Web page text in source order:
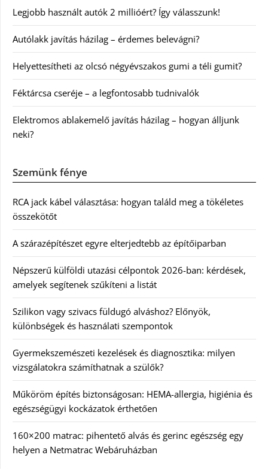
Legjobb használt autók 2 millióért? Így válasszunk!
Autólakk javítás házilag – érdemes belevágni?
Helyettesítheti az olcsó négyévszakos gumi a téli gumit?
Féktárcsa cseréje – a legfontosabb tudnivalók
Elektromos ablakemelő javítás házilag – hogyan álljunk
neki?
Szemünk fénye
RCA jack kábel választása: hogyan találd meg a tökéletes
összekötőt
A szárazépítészet egyre elterjedtebb az építőiparban
Népszerű külföldi utazási célpontok 2026-ban: kérdések,
amelyek segítenek szűkíteni a listát
Szilikon vagy szivacs füldugó alváshoz? Előnyök,
különbségek és használati szempontok
Gyermekszemészeti kezelések és diagnosztika: milyen
vizsgálatokra számíthatnak a szülők?
Műköröm építés biztonságosan: HEMA-allergia, higiénia és
egészségügyi kockázatok érthetően
160×200 matrac: pihentető alvás és gerinc egészség egy
helyen a Netmatrac Webáruházban